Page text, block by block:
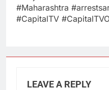
#Maharashtra​
#CapitalTV​
LEAVE A REPLY